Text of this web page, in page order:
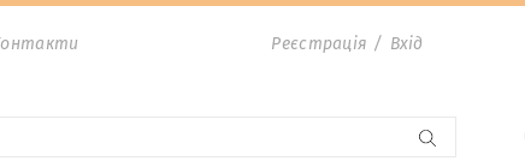
Реєстрація / Вхід